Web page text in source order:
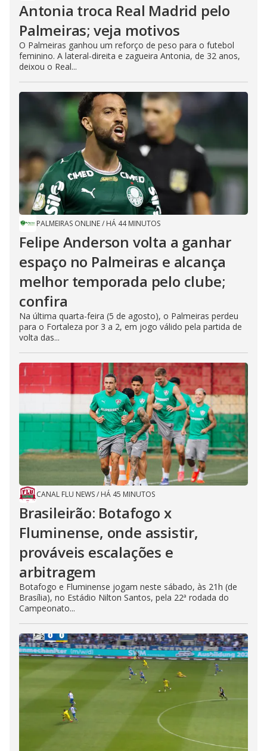
Antonia troca Real Madrid pelo
Palmeiras; veja motivos
O Palmeiras ganhou um reforço de peso para o futebol
feminino. A lateral-direita e zagueira Antonia, de 32 anos,
deixou o Real...
PALMEIRAS ONLINE/ HÁ 44 MINUTOS
Felipe Anderson volta a ganhar
espaço no Palmeiras e alcança
melhor temporada pelo clube;
confira
Na última quarta-feira (5 de agosto), o Palmeiras perdeu
para o Fortaleza por 3 a 2, em jogo válido pela partida de
volta das...
CANAL FLU NEWS/ HÁ 45 MINUTOS
Brasileirão: Botafogo x
Fluminense, onde assistir,
prováveis escalações e
arbitragem
Botafogo e Fluminense jogam neste sábado, às 21h (de
Brasília), no Estádio Nilton Santos, pela 22ª rodada do
Campeonato...